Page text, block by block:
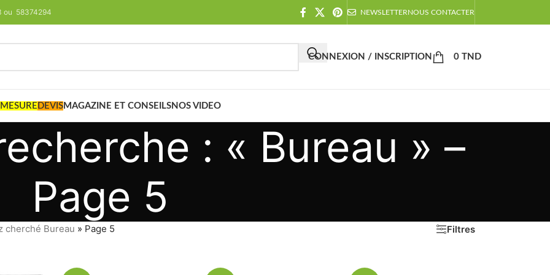
ou 58374294 NEWSLETTERNOUS CONTACTER
CONNEXION / INSCRIPTION 0 TND
DEVIS MAGAZINE ET CONSEILS NOS VIDEO
: « Bureau » –
Page 5
cherché Bureau » Page 5 Filtres